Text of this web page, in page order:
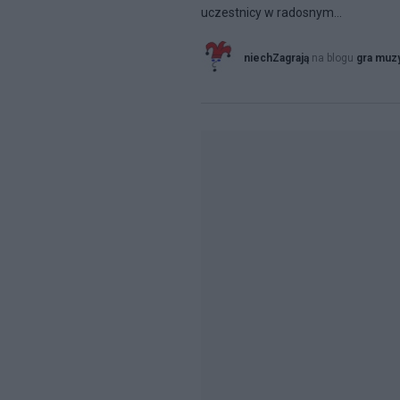
uczestnicy w radosnym...
niechZagrają na blogu gra